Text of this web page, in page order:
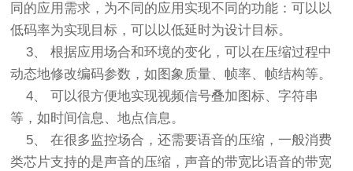
同的应用需求，为不同的应用实现不同的功能：可以以
低码率为实现目标，可以以低延时为设计目标。
3、 根据应用场合和环境的变化，可以在压缩过程中
动态地修改编码参数，如图象质量、帧率、帧结构等。
4、 可以很方便地实现视频信号叠加图标、字符串
等，如时间信息、地点信息。
5、 在很多监控场合，还需要语音的压缩，一般消费
类芯片支持的是声音的压缩，声音的带宽比语音的带宽